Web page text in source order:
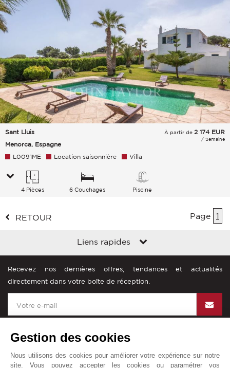
Sant Lluis
Menorca, Espagne
À partir de 2 174 EUR
/ Semaine
L0091ME Location saisonnière Villa
4 Pièces 6 Couchages Piscine
RETOUR Page 1
Liens rapides
Recevez nos dernières offres, tendances et actualités
directement dans votre boîte de réception.
John Taylor dans le monde
Gestion des cookies
Nous utilisons des cookies pour améliorer votre expérience sur notre
site. Vous pouvez accepter les cookies ou paramétrer vos